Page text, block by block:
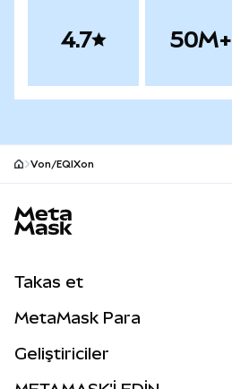
4.7 50M+
Von/EQIXon
Takas et
Perps
MetaMask Para
Geliştiriciler